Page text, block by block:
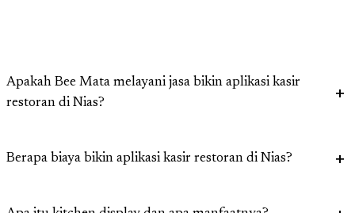
Apakah Bee Mata melayani jasa bikin aplikasi kasir
restoran di Nias?
Berapa biaya bikin aplikasi kasir restoran di Nias?